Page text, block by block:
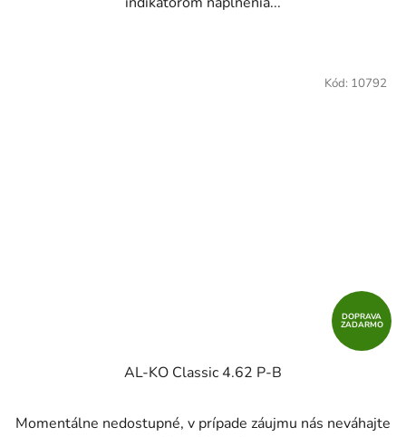
DOPRAVA
ZADARMO
AL-KO Classic 4.62 P-B
Momentálne nedostupné, v prípade záujmu nás neváhajte
Kód: 10792